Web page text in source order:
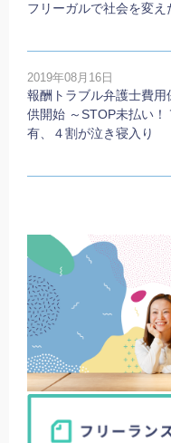
フリーガルで社会を変え
2019年08月16日
報酬トラブル弁護士費
供開始 ～STOP未払い
有、４割が泣き寝入り